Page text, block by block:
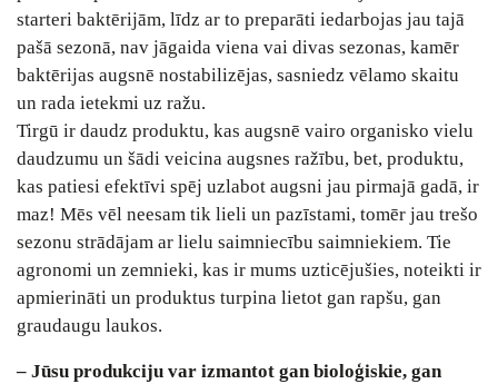
starteri baktērijām, līdz ar to preparāti iedarbojas jau tajā
pašā sezonā, nav jāgaida viena vai divas sezonas, kamēr
baktērijas augsnē nostabilizējas, sasniedz vēlamo skaitu
un rada ietekmi uz ražu.
Tirgū ir daudz produktu, kas augsnē vairo organisko vielu
daudzumu un šādi veicina augsnes ražību, bet, produktu,
kas patiesi efektīvi spēj uzlabot augsni jau pirmajā gadā, ir
maz! Mēs vēl neesam tik lieli un pazīstami, tomēr jau trešo
sezonu strādājam ar lielu saimniecību saimniekiem. Tie
agronomi un zemnieki, kas ir mums uzticējušies, noteikti ir
apmierināti un produktus turpina lietot gan rapšu, gan
graudaugu laukos.
– Jūsu produkciju var izmantot gan bioloģiskie, gan